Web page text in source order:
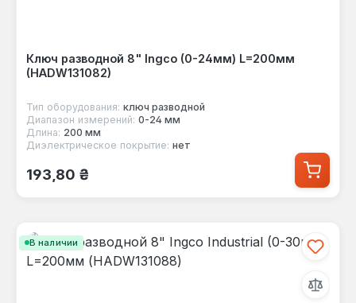
Ключ разводной 8" Ingco (0-24мм) L=200мм
(HADW131082)
Тип оборудования: ключ разводной
Диапазон измерений: 0-24 мм
Длина: 200 мм
Диэлектрическое покрытие: нет
Обычная цена:
193,80 ₴
В наличии